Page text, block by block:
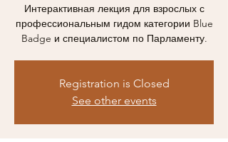
Интерактивная лекция для взрослых с
профессиональным гидом категории Blue
Badge и специалистом по Парламенту.
Registration is Closed
See other events